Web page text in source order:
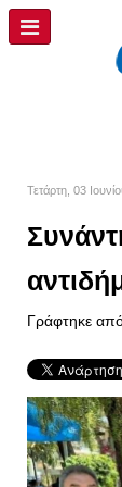
Τετάρτη, 03
Γράφτηκε